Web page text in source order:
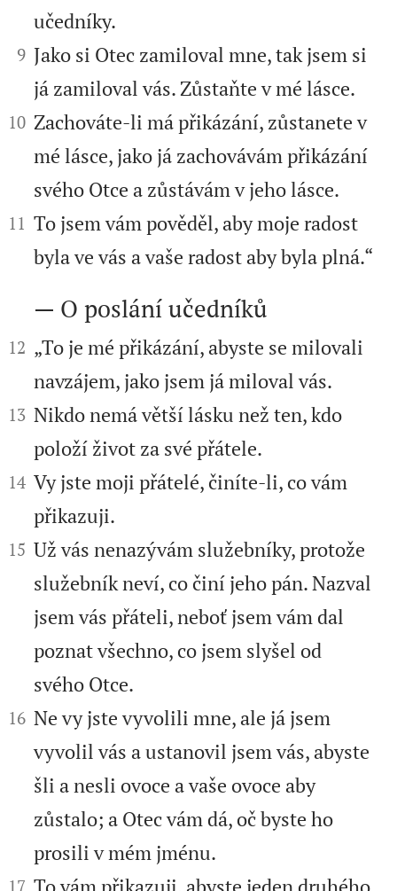
učedníky.

9 Jako si Otec zamiloval mne, tak jsem si
já zamiloval vás. Zůstaňte v mé lásce.


10 Zachováte-li má přikázání, zůstanete v
mé lásce, jako já zachovávám přikázání
svého Otce a zůstávám v jeho lásce.


11 To jsem vám pověděl, aby moje radost
byla ve vás a vaše radost aby byla plná.“


— O poslání učedníků

12 „To je mé přikázání, abyste se milovali
navzájem, jako jsem já miloval vás.


13 Nikdo nemá větší lásku než ten, kdo
položí život za své přátele.


14 Vy jste moji přátelé, činíte-li, co vám
přikazuji.


15 Už vás nenazývám služebníky, protože
služebník neví, co činí jeho pán. Nazval
jsem vás přáteli, neboť jsem vám dal
poznat všechno, co jsem slyšel od
svého Otce.


16 Ne vy jste vyvolili mne, ale já jsem
vyvolil vás a ustanovil jsem vás, abyste
šli a nesli ovoce a vaše ovoce aby
zůstalo; a Otec vám dá, oč byste ho
prosili v mém jménu.


17 